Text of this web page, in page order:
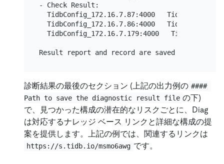
- Check Result:
TidbConfig_172.16.7.87:4000
TidbConfig_172.16.7.86:4000
TidbConfig_172.16.7.179:4000
診断結果の最後のセクション (上記の出力例の ####
Path to save the diagnostic result file の下)
で、見つかった構成の潜在的なリスクごとに、Diag
は対応するナレッジ ベース リンクと詳細な構成の提
案を提供します。上記の例では、関連するリンクは
https://s.tidb.io/msmo6awg です。